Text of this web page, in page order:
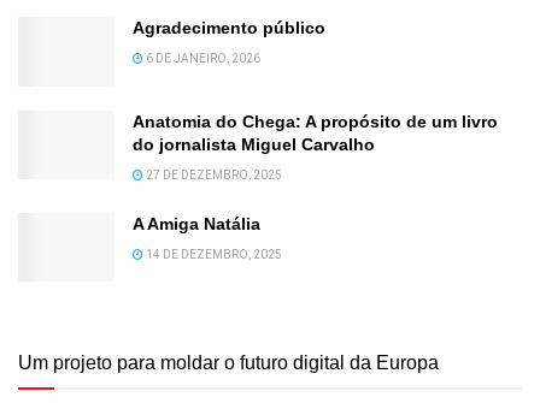
Agradecimento público
6 DE JANEIRO, 2026
Anatomia do Chega: A propósito de um livro
do jornalista Miguel Carvalho
27 DE DEZEMBRO, 2025
A Amiga Natália
14 DE DEZEMBRO, 2025
Um projeto para moldar o futuro digital da Europa